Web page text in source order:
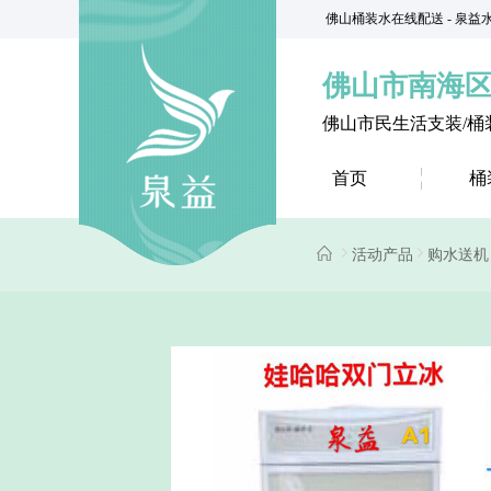
佛山桶装水在线配送 - 泉益
佛山市南海
佛山市民生活支装/桶
首页 桶
活动产品 购水送机